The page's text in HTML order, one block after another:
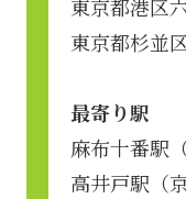
東京都港区
東京都杉並
最寄り駅
麻布十番駅
高井戸駅（